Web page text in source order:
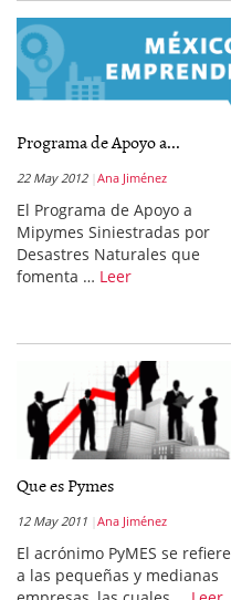
Programa de Apoyo a...
22 May 2012 Ana Jiménez
El Programa de Apoyo a
Mipymes Siniestradas por
Desastres Naturales que
fomenta … Leer
Que es Pymes
12 May 2011 Ana Jiménez
El acrónimo PyMES se refiere
a las pequeñas y medianas